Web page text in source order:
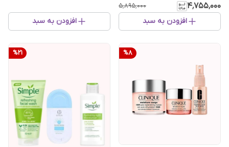
۴٬۷۵۵٬۰۰۰ ۵٬۸۹۵٬۰۰۰
افزودن به سبد افزودن به سبد
%8
%21